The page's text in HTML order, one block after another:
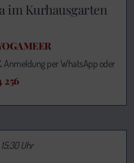
im Kurhausgarten
. Anmeldung per WhatsApp oder
256
Uhr